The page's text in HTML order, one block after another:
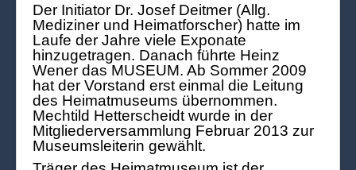
Der Initiator Dr. Josef Deitmer (Allg.
Mediziner und Heimatforscher) hatte im
Laufe der Jahre viele Exponate
hinzugetragen. Danach führte Heinz
Wener das MUSEUM. Ab Sommer 2009
hat der Vorstand erst einmal die Leitung
des Heimatmuseums übernommen.
Mechtild Hetterscheidt wurde in der
Mitgliederversammlung Februar 2013 zur
Museumsleiterin gewählt.